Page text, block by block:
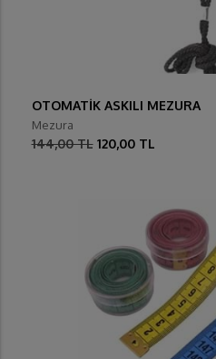
OTOMATİK ASKILI MEZURA
Mezura
144,00 TL 120,00 TL